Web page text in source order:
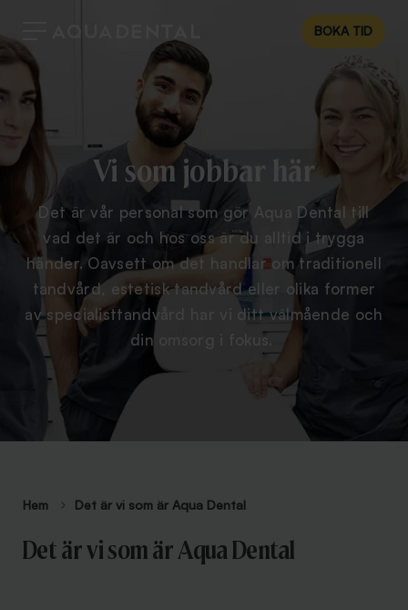
BOKA TID
Vi som jobbar här
Det är vår personal som gör Aqua Dental till
vad det är och hos oss är du alltid i trygga
händer. Oavsett om det handlar om traditionell
tandvård, estetisk tandvård eller olika former
av specialisttandvård har vi ditt välmående och
din omsorg i fokus.
Hem Det är vi som är Aqua Dental
Det är vi som är Aqua Dental